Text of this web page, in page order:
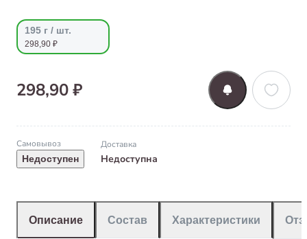
195 г / шт.
298,90 ₽
298,90 ₽
Самовывоз
Недоступен
Доставка
Недоступна
Описание Состав Характеристики